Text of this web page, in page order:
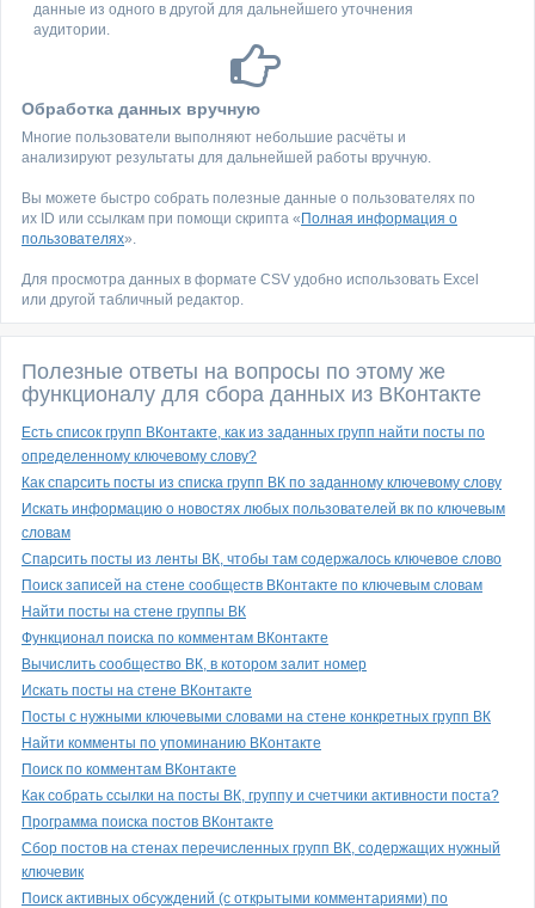
данные из одного в другой для дальнейшего уточнения
аудитории.
Обработка данных вручную
Многие пользователи выполняют небольшие расчёты и
анализируют результаты для дальнейшей работы вручную.
Вы можете быстро собрать полезные данные о пользователях по
их ID или ссылкам при помощи скрипта « Полная информация о
пользователях».
Для просмотра данных в формате CSV удобно использовать Excel
или другой табличный редактор.
Полезные ответы на вопросы по этому же
функционалу для сбора данных из ВКонтакте
Есть список групп ВКонтакте, как из заданных групп найти посты по
определенному ключевому слову?
Как спарсить посты из списка групп ВК по заданному ключевому слову
Искать информацию о новостях любых пользователей вк по ключевым
словам
Спарсить посты из ленты ВК, чтобы там содержалось ключевое слово
Поиск записей на стене сообществ ВКонтакте по ключевым словам
Найти посты на стене группы ВК
Функционал поиска по комментам ВКонтакте
Вычислить сообщество ВК, в котором залит номер
Искать посты на стене ВКонтакте
Посты с нужными ключевыми словами на стене конкретных групп ВК
Найти комменты по упоминанию ВКонтакте
Поиск по комментам ВКонтакте
Как собрать ссылки на посты ВК, группу и счетчики активности поста?
Программа поиска постов ВКонтакте
Сбор постов на стенах перечисленных групп ВК, содержащих нужный
ключевик
Поиск активных обсуждений (с открытыми комментариями) по